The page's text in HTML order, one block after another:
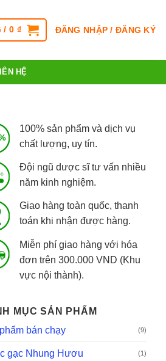
/0 ₫ ĐĂNG NHẬP / ĐĂNG KÝ
HỆ
100% sản phẩm và dịch vụ
chất lượng, uy tín.
Đội ngũ dược sĩ tư vấn nhiều
năm kinh nghiệm.
Giao hàng toàn quốc, thanh
toán khi nhận được hàng.
Miễn phí giao hàng với hóa
đơn trên 300.000 VND (Khu
vực nội thành).
MỤC SẢN PHẨM
bán chạy
(9)
gạc Nhung Hươu (1)